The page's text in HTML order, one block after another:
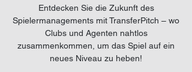
Entdecken Sie die Zukunft des
Spielermanagements mit TransferPitch – wo
Clubs und Agenten nahtlos
zusammenkommen, um das Spiel auf ein
neues Niveau zu heben!